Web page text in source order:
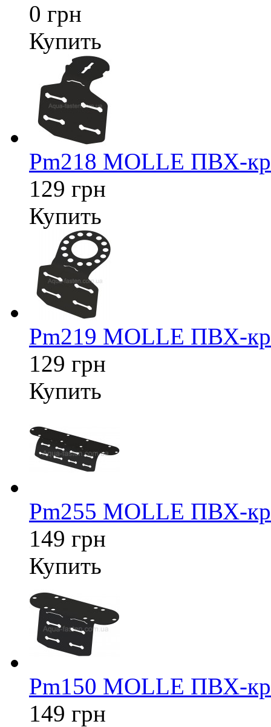
0 грн
Купить
Pm218 MOLLE ПВХ-
129 грн
Купить
Pm219 MOLLE ПВХ-
129 грн
Купить
Pm255 MOLLE ПВХ-
149 грн
Купить
Pm150 MOLLE ПВХ-
149 грн